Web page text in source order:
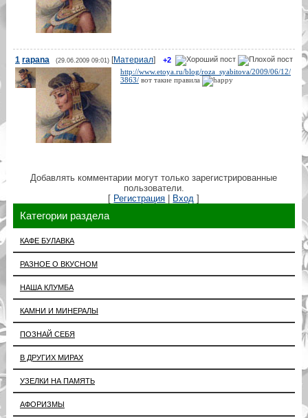
+2
1 rapana (29.06.2009 09:01)[Материал]
http://www.etoya.ru/blog/roza_syabitova/2009/06/12/
3863/вот такие правила
Добавлять комментарии могут только зарегистрированные
пользователи.
[ Регистрация | Вход ]
Категории раздела
КАФЕ БУЛАВКА
РАЗНОЕ О ВКУСНОМ
НАША КЛУМБА
КАМНИ И МИНЕРАЛЫ
ПОЗНАЙ СЕБЯ
В ДРУГИХ МИРАХ
УЗЕЛКИ НА ПАМЯТЬ
АФОРИЗМЫ